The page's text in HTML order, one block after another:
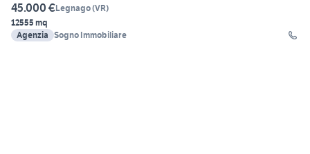
45.000 €Legnago(VR)
12555 mq
Agenzia Sogno Immobiliare